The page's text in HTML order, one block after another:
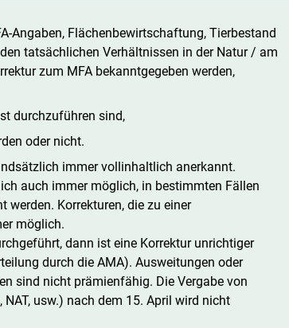
Angaben, Flächenbewirtschaftung, Tierbestand
tatsächlichen Verhältnissen in der Natur / am
zum MFA bekanntgegeben werden,
durchzuführen sind,
oder nicht.
immer vollinhaltlich anerkannt.
auch immer möglich, in bestimmten Fällen
Korrekturen, die zu einer
möglich.
dann ist eine Korrektur unrichtiger
durch die AMA). Ausweitungen oder
sind nicht prämienfähig. Die Vergabe von
NAT, usw.) nach dem 15. April wird nicht